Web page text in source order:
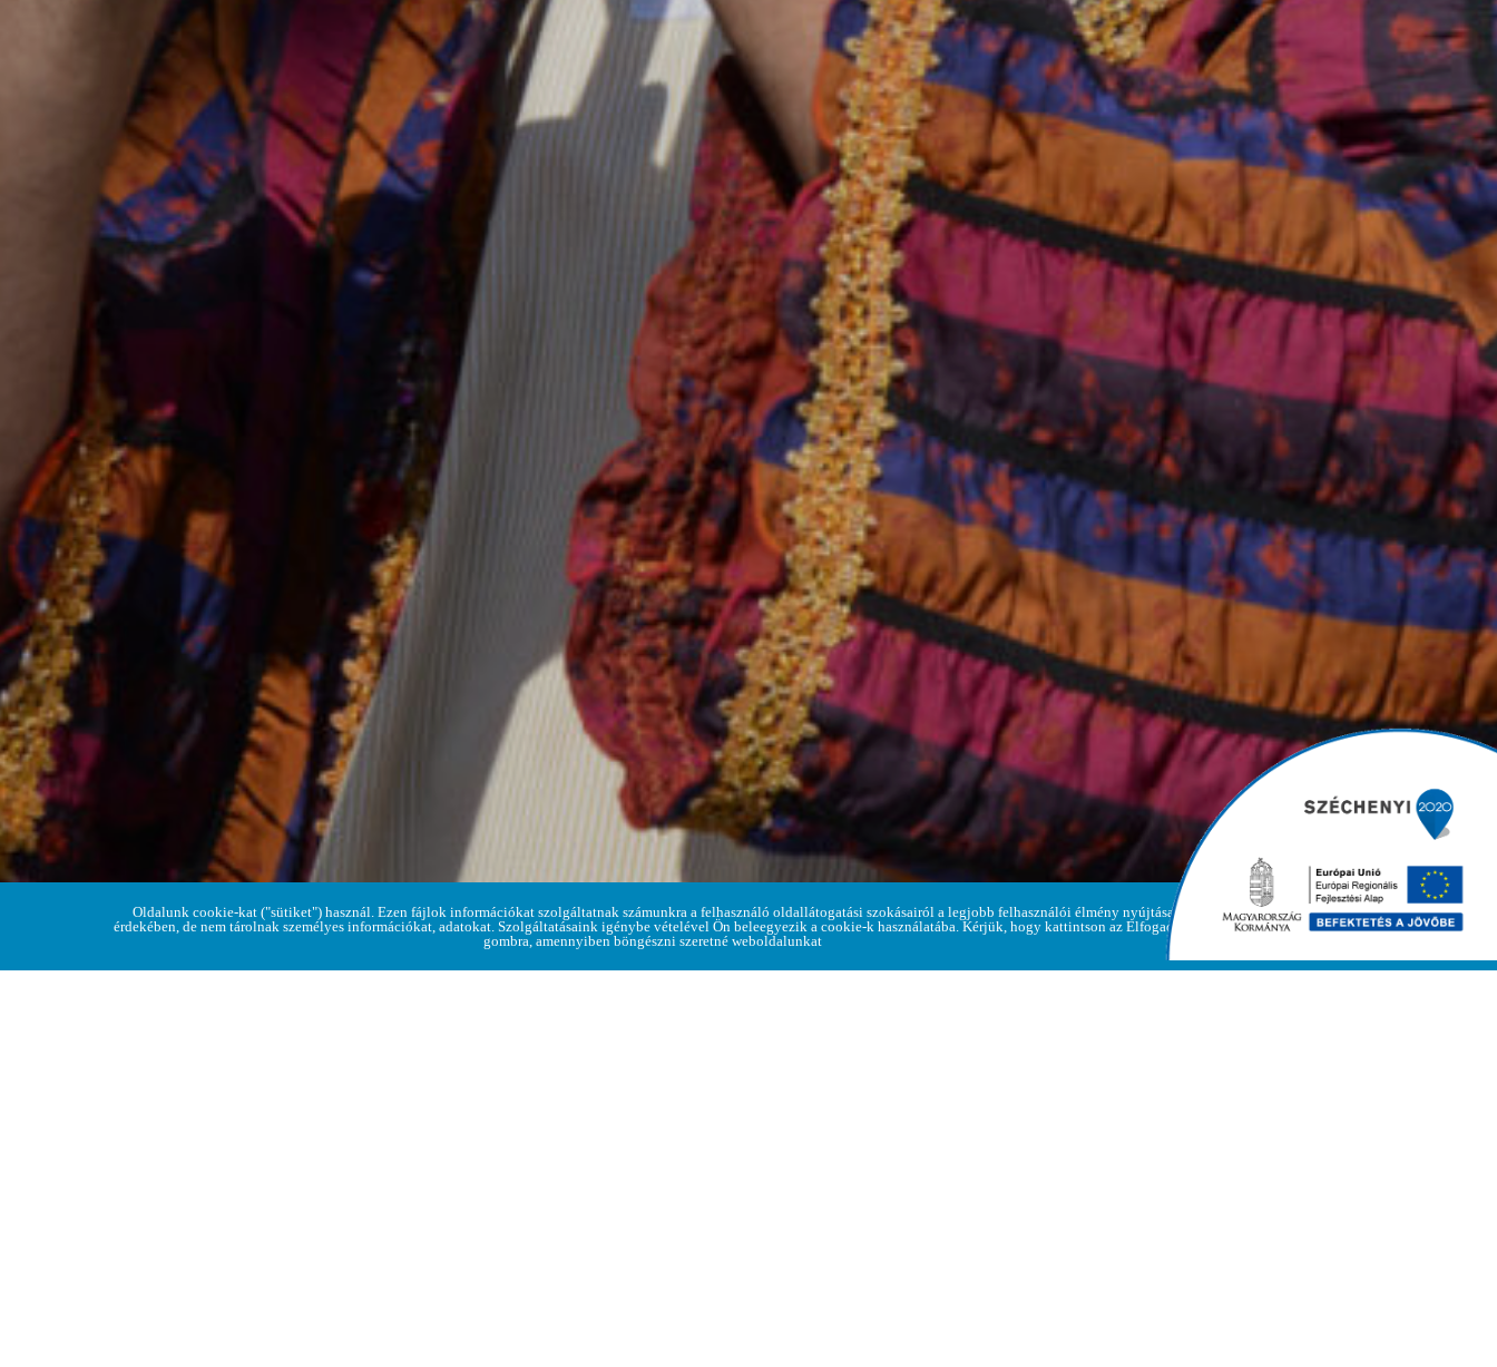
Home> Közösségi programok
Oldalunk cookie-kat ("sütiket") használ. Ezen fájlok információkat szolgáltatnak számunkra a felhasználó oldallátogatási szokásairól a legjobb felhasználói élmény nyújtása
érdekében, de nem tárolnak személyes információkat, adatokat. Szolgáltatásaink igénybe vételével Ön beleegyezik a cookie-k használatába. Kérjük, hogy kattintson az Elfogadom
gombra, amennyiben böngészni szeretné weboldalunkat
Elfogadom
Adatvédelmi
irányelvek